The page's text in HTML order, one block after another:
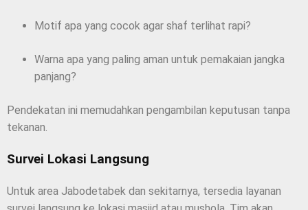
Motif apa yang cocok agar shaf terlihat rapi?
Warna apa yang paling aman untuk pemakaian jangka
panjang?
Pendekatan ini memudahkan pengambilan keputusan tanpa
tekanan.
Survei Lokasi Langsung
Untuk area Jabodetabek dan sekitarnya, tersedia layanan